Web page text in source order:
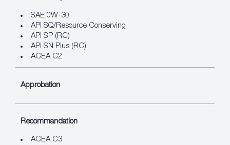
SAE 0W-30
API SQ/Resource Conserving
API SP (RC)
API SN Plus (RC)
ACEA C2
Approbation
Recommandation
ACEA C3